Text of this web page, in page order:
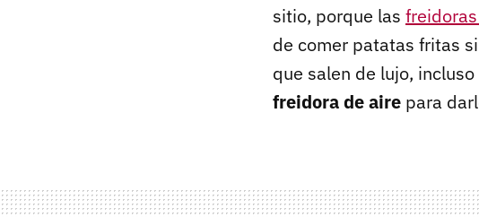
sitio, porque las
de comer patatas fritas
que salen de lujo,
freidora de aire para